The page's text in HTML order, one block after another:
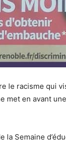
le racisme qui
met en avant
Semaine